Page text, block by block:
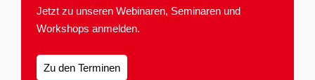
Jetzt zu unseren Webinaren, Seminaren und
Workshops anmelden.
Zu den Terminen